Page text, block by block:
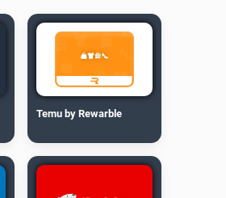
Temu by Rewarble